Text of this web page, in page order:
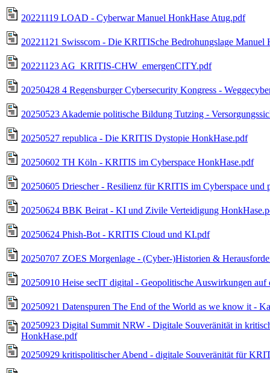
20221119 LOAD - Cyberwar Manuel HonkHase Atug.pdf
20221121 Swisscom - Die KRITISche Bedrohungslage Manuel
20221123 AG_KRITIS-CHW_emergenCITY.pdf
20250428 4 Regensburger Cybersecurity Kongress -
20250523 Akademie politische Bildung Tutzing -
20250527 republica - Die KRITIS Dystopie HonkHase.pdf
20250602 TH Köln - KRITIS im Cyberspace HonkHase.pdf
20250605 Driescher - Resilienz für KRITIS im Cyberspace und
20250624 BBK Beirat - KI und Zivile Verteidigung
20250624 Phish-Bot - KRITIS Cloud und KI.pdf
20250707 ZOES Morgenlage - (Cyber-)Historien &
20250910 Heise secIT digital - Geopolitische Auswirkungen
20250921 Datenspuren The End of the World as we know it -
20250923 Digital Summit NRW - Digitale Souveränität in
HonkHase.pdf
20250929 kritispolitischer Abend - digitale Souveränität für